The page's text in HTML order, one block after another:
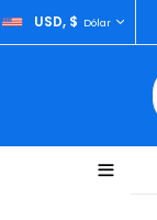
USD, $ Dólar